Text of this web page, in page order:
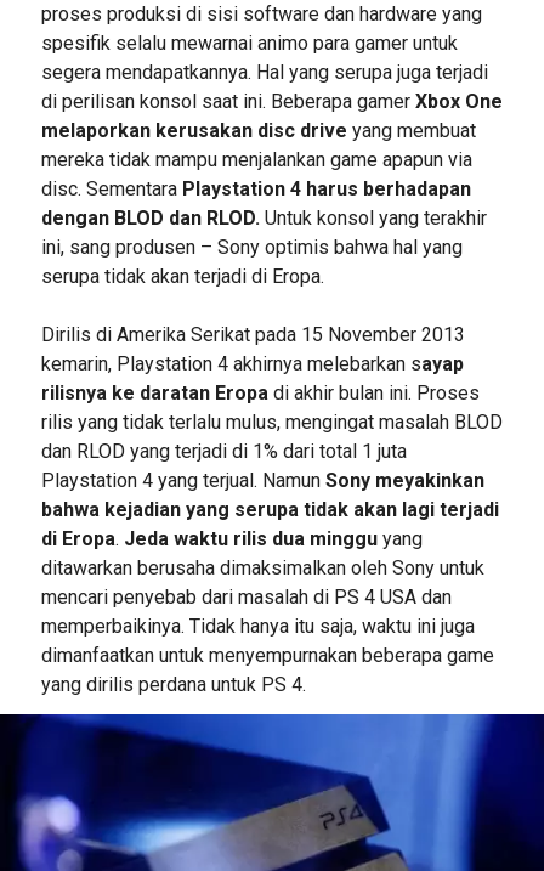
proses produksi di sisi software dan hardware yang
spesifik selalu mewarnai animo para gamer untuk
segera mendapatkannya. Hal yang serupa juga terjadi
di perilisan konsol saat ini. Beberapa gamer Xbox One
melaporkan kerusakan disc drive yang membuat
mereka tidak mampu menjalankan game apapun via
disc. Sementara Playstation 4 harus berhadapan
dengan BLOD dan RLOD.Untuk konsol yang terakhir
ini, sang produsen – Sony optimis bahwa hal yang
serupa tidak akan terjadi di Eropa.
Dirilis di Amerika Serikat pada 15 November 2013
kemarin, Playstation 4 akhirnya melebarkan sayap
rilisnya ke daratan Eropadi akhir bulan ini. Proses
rilis yang tidak terlalu mulus, mengingat masalah BLOD
dan RLOD yang terjadi di 1% dari total 1 juta
Playstation 4 yang terjual. Namun Sony meyakinkan
bahwa kejadian yang serupa tidak akan lagi terjadi
di Eropa. Jeda waktu rilis dua mingguyang
ditawarkan berusaha dimaksimalkan oleh Sony untuk
mencari penyebab dari masalah di PS 4 USA dan
memperbaikinya. Tidak hanya itu saja, waktu ini juga
dimanfaatkan untuk menyempurnakan beberapa game
yang dirilis perdana untuk PS 4.